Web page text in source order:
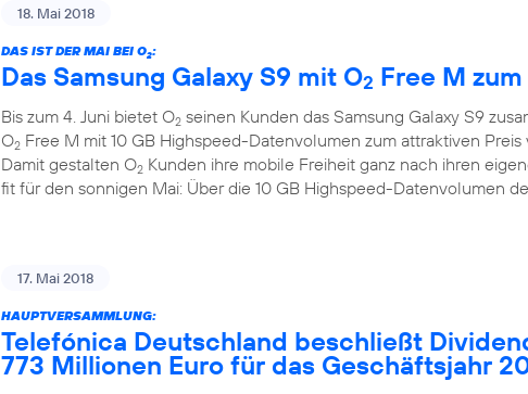
18. Mai 2018
DAS IST DER MAI BEI O2:
Das Samsung Galaxy S9 mit O2 Free M
Bis zum 4. Juni bietet O2 seinen Kunden das Samsung Galaxy S9
O2 Free M mit 10 GB Highspeed-Datenvolumen zum attraktiven Preis
Damit gestalten O2 Kunden ihre mobile Freiheit ganz nach ihren
fit für den sonnigen Mai: Über die 10 GB Highspeed-Datenvolumen
17. Mai 2018
HAUPTVERSAMMLUNG:
Telefónica Deutschland beschließt
773 Millionen Euro für das Geschäftsjahr